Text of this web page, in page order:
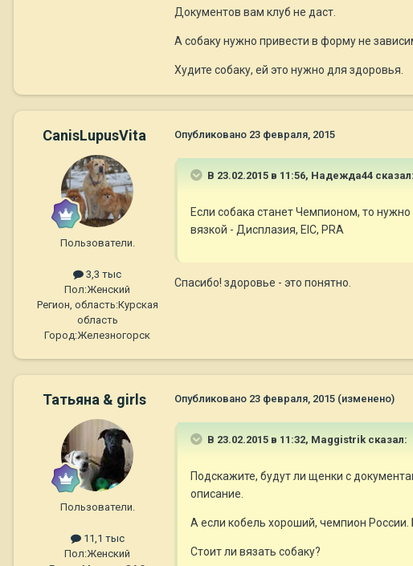
Документов вам клуб не даст.
А собаку нужно привести в форму не
Худите собаку, ей это нужно для здоровья.
CanisLupusVita
Пользователи.
3,3 тыс
Пол:Женский
Регион, область:Курская
область
Город:Железногорск
Опубликовано 23 февраля, 2015
В 23.02.2015 в 11:56, Надежда44 сказал:
Если собака станет Чемпионом, то
вязкой - Дисплазия, EIC, PRA
Спасибо! здоровье - это понятно.
Татьяна & girls
Пользователи.
11,1 тыс
Пол:Женский
Опубликовано 23 февраля, 2015 (изменено)
В 23.02.2015 в 11:32, Maggistrik сказал:
Подскажите, будут ли щенки с
описание.
А если кобель хороший, чемпион
Стоит ли вязать собаку?